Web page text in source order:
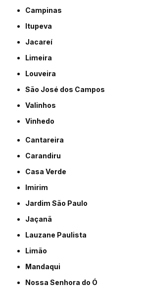
Campinas
Itupeva
Jacareí
Limeira
Louveira
São José dos Campos
Valinhos
Vinhedo
Cantareira
Carandiru
Casa Verde
Imirim
Jardim São Paulo
Jaçanã
Lauzane Paulista
Limão
Mandaqui
Nossa Senhora do Ó